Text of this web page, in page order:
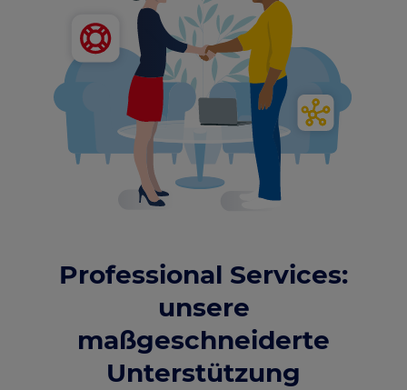
Professional Services:
unsere
maßgeschneiderte
Unterstützung